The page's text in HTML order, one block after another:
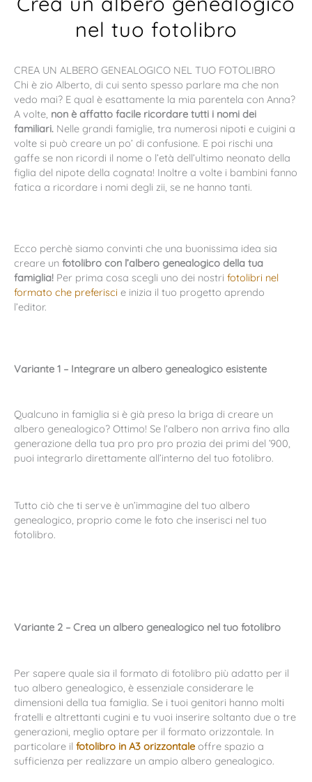
nel tuo fotolibro
CREA UN ALBERO GENEALOGICO NEL TUO FOTOLIBRO
Chi è zio Alberto, di cui sento spesso parlare ma che non
vedo mai? E qual è esattamente la mia parentela con Anna?
A volte, non è affatto facile ricordare tutti i nomi dei
familiari. Nelle grandi famiglie, tra numerosi nipoti e cuigini a
volte si può creare un po’ di confusione. E poi rischi una
gaffe se non ricordi il nome o l’età dell’ultimo neonato della
figlia del nipote della cognata! Inoltre a volte i bambini fanno
fatica a ricordare i nomi degli zii, se ne hanno tanti.
Ecco perchè siamo convinti che una buonissima idea sia
creare un fotolibro con l’albero genealogico della tua
famiglia! Per prima cosa scegli uno dei nostri fotolibri nel
formato che preferisci e inizia il tuo progetto aprendo
l’editor.
Variante 1 – Integrare un albero genealogico esistente
Qualcuno in famiglia si è già preso la briga di creare un
albero genealogico? Ottimo! Se l’albero non arriva fino alla
generazione della tua pro pro pro prozia dei primi del ’900,
puoi integrarlo direttamente all’interno del tuo fotolibro.
Tutto ciò che ti serve è un’immagine del tuo albero
genealogico, proprio come le foto che inserisci nel tuo
fotolibro.
Variante 2 – Crea un albero genealogico nel tuo fotolibro
Per sapere quale sia il formato di fotolibro più adatto per il
tuo albero genealogico, è essenziale considerare le
dimensioni della tua famiglia. Se i tuoi genitori hanno molti
fratelli e altrettanti cugini e tu vuoi inserire soltanto due o tre
generazioni, meglio optare per il formato orizzontale. In
particolare il fotolibro in A3 orizzontale offre spazio a
sufficienza per realizzare un ampio albero genealogico.